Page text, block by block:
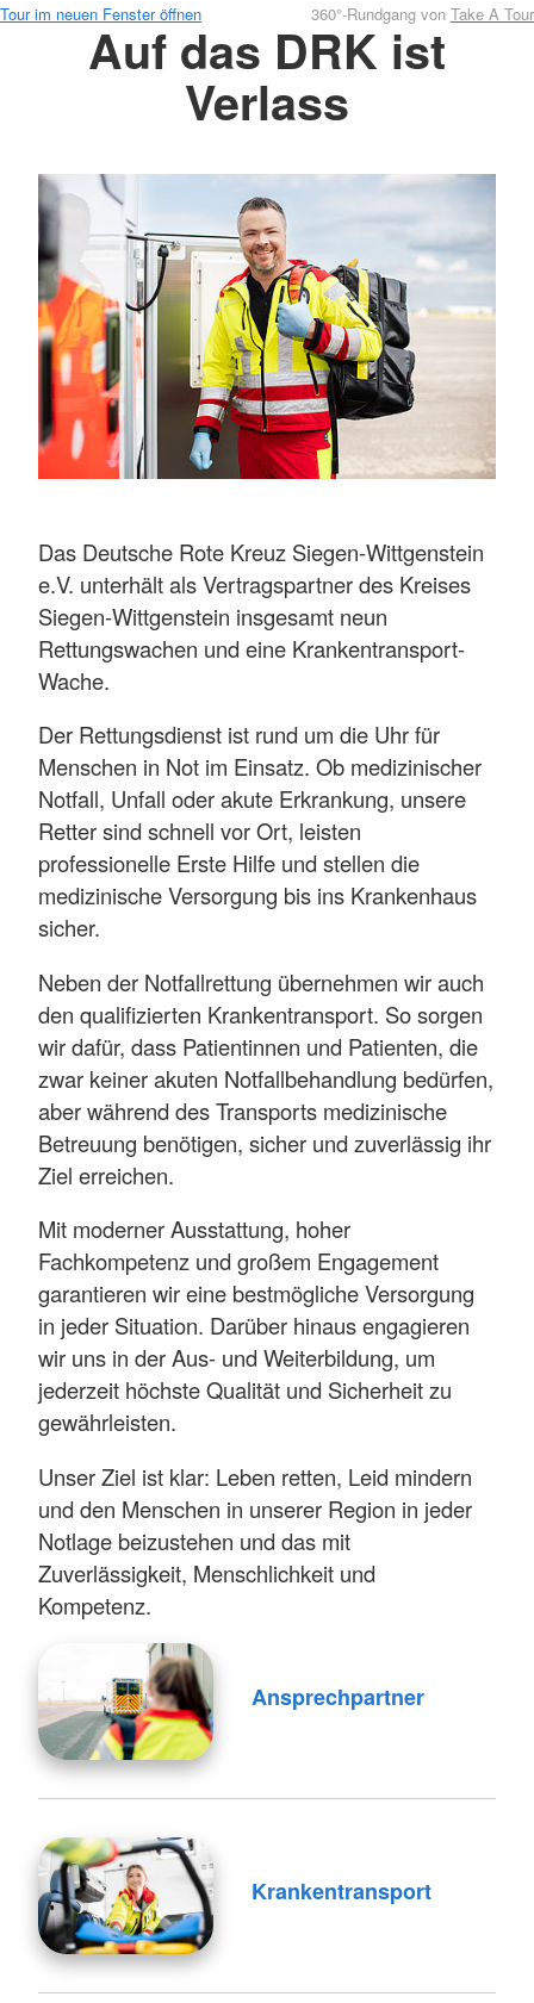
Tour im neuen Fenster öffnen 360°-Rundgang von Take A Tour
Auf das DRK ist
Verlass
Das Deutsche Rote Kreuz Siegen-Wittgenstein
e.V. unterhält als Vertragspartner des Kreises
Siegen-Wittgenstein insgesamt neun
Rettungswachen und eine Krankentransport-
Wache.
Der Rettungsdienst ist rund um die Uhr für
Menschen in Not im Einsatz. Ob medizinischer
Notfall, Unfall oder akute Erkrankung, unsere
Retter sind schnell vor Ort, leisten
professionelle Erste Hilfe und stellen die
medizinische Versorgung bis ins Krankenhaus
sicher.
Neben der Notfallrettung übernehmen wir auch
den qualifizierten Krankentransport. So sorgen
wir dafür, dass Patientinnen und Patienten, die
zwar keiner akuten Notfallbehandlung bedürfen,
aber während des Transports medizinische
Betreuung benötigen, sicher und zuverlässig ihr
Ziel erreichen.
Mit moderner Ausstattung, hoher
Fachkompetenz und großem Engagement
garantieren wir eine bestmögliche Versorgung
in jeder Situation. Darüber hinaus engagieren
wir uns in der Aus- und Weiterbildung, um
jederzeit höchste Qualität und Sicherheit zu
gewährleisten.
Unser Ziel ist klar: Leben retten, Leid mindern
und den Menschen in unserer Region in jeder
Notlage beizustehen und das mit
Zuverlässigkeit, Menschlichkeit und
Kompetenz.
Ansprechpartner
Krankentransport